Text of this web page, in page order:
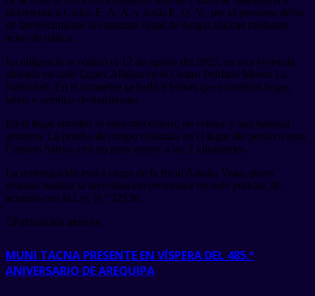
detuvieron a Carlos E. A. A. y Jesús E. Q. V., por el presunto delito
de favorecimiento al consumo ilegal de drogas tóxicas mediante
actos de tráfico.
La diligencia se realizó el 12 de agosto del 2025, en una vivienda
ubicada en calle López Albújar en el Centro Poblado Menor La
Natividad. En el inmueble se halló 9 bolsas que contenían hojas,
tallos y semillas de marihuana.
En el lugar también se encontró dinero, un celular y una balanza
gramera. La prueba de campo realizada en el lugar dio positivo para
Canavis Sativa, con un peso mayor a los 2 kilogramos.
La investigación está a cargo de la fiscal Amalia Vega, quien
dispuso realizar la investigación preliminar en sede policial, de
acuerdo con la Ley N.º 32130.
Publicación anterior
MUNI TACNA PRESENTE EN VÍSPERA DEL 485.º
ANIVERSARIO DE AREQUIPA